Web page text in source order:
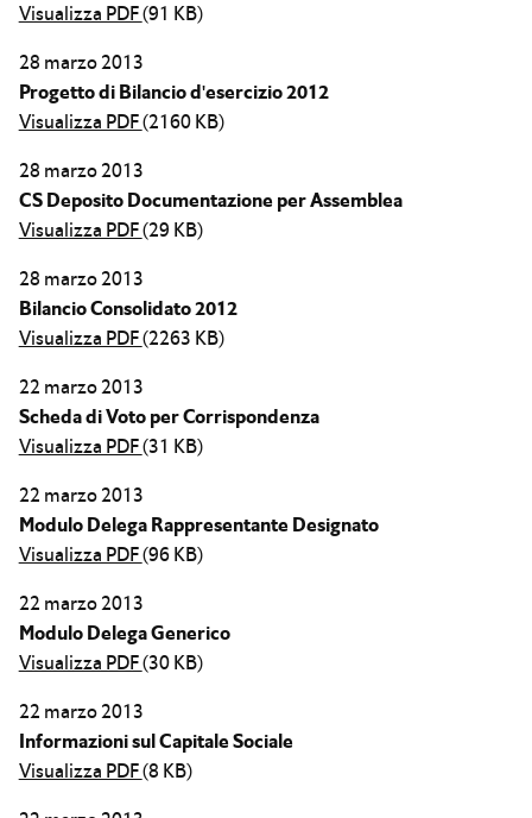
Visualizza PDF(91 KB)
28 marzo 2013
Progetto di Bilancio d'esercizio 2012
Visualizza PDF(2160 KB)
28 marzo 2013
CS Deposito Documentazione per Assemblea
Visualizza PDF(29 KB)
28 marzo 2013
Bilancio Consolidato 2012
Visualizza PDF(2263 KB)
22 marzo 2013
Scheda di Voto per Corrispondenza
Visualizza PDF(31 KB)
22 marzo 2013
Modulo Delega Rappresentante Designato
Visualizza PDF(96 KB)
22 marzo 2013
Modulo Delega Generico
Visualizza PDF(30 KB)
22 marzo 2013
Informazioni sul Capitale Sociale
Visualizza PDF(8 KB)